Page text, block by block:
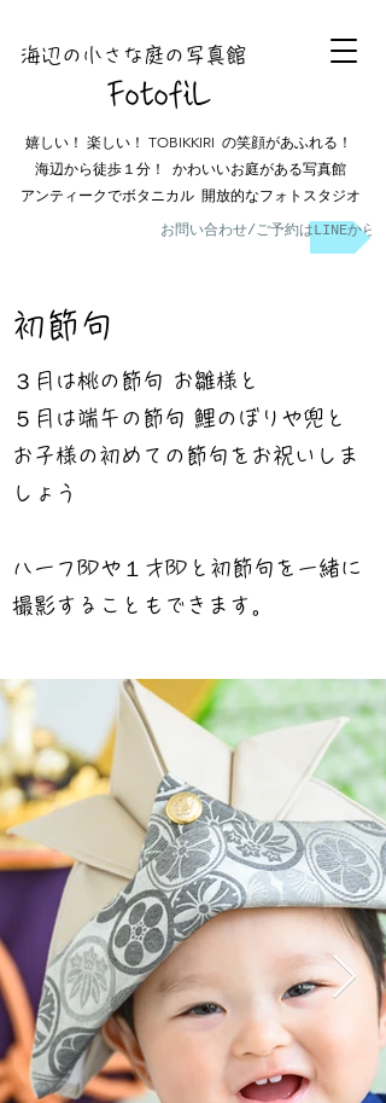
海辺の小さな庭の 写真館
FotofiL
嬉しい！ 楽しい！ TOBIKKIRI の笑顔があふれる！
海辺から徒歩１分！ かわいいお庭がある写真館
アンティークでボタニカル 開放的なフォトスタジオ
お問い合わせ/ご予約はLINEから
初節句
３月は桃の節句 お雛様と
５月は端午の節句 鯉のぼりや兜と
お子様の初めての節句をお祝いしま
しょう
ハーフBDや１才BDと初節句を一緒に
撮影することもできます。